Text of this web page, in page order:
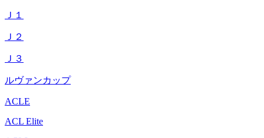
Ｊ１
Ｊ２
Ｊ３
ルヴァンカップ
ACLE
ACL Elite